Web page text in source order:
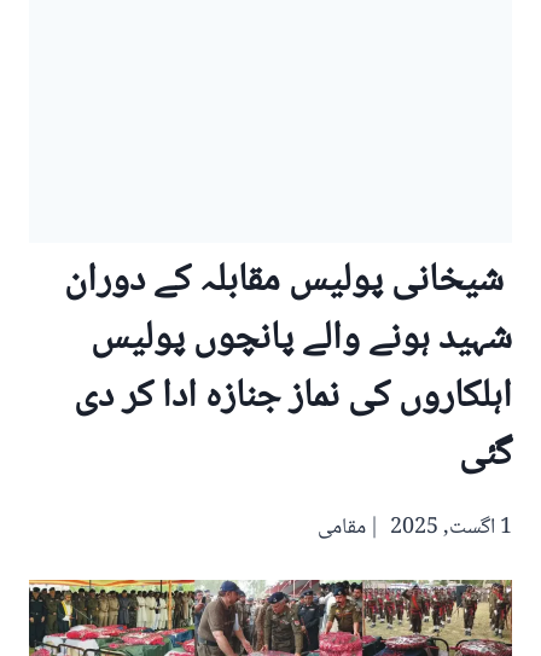
شیخانی پولیس مقابلہ کے دوران
شہید ہونے والے پانچوں پولیس
اہلکاروں کی نماز جنازہ ادا کر دی
گئی
1 اگست, 2025 مقامی